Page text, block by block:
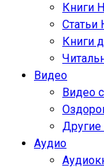
Книги
Книги
Видео
Видео
Аудио